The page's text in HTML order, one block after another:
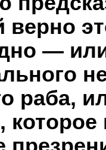
верно
—
раба,